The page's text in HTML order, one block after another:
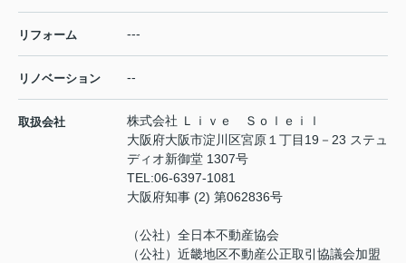
リフォーム ---
リノベーション --
取扱会社
株式会社 Ｌｉｖｅ Ｓｏｌｅｉｌ
大阪府大阪市淀川区宮原１丁目19－23 ステュ
ディオ新御堂 1307号
TEL:06-6397-1081
大阪府知事 (2) 第062836号
（公社）全日本不動産協会
（公社）近畿地区不動産公正取引協議会加盟